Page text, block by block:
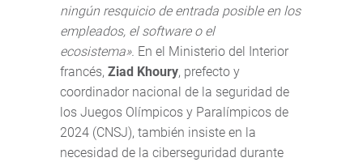
ningún resquicio de entrada posible en los
empleados, el software o el
ecosistema». En el Ministerio del Interior
francés, Ziad Khoury, prefecto y
coordinador nacional de la seguridad de
los Juegos Olímpicos y Paralímpicos de
2024 (CNSJ), también insiste en la
necesidad de la ciberseguridad durante